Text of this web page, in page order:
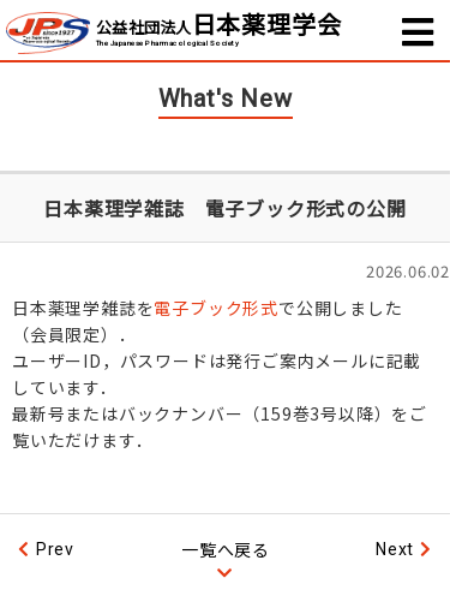
公益社団法人日本薬理学会
The Japanese Pharmacological Society
What's New
日本薬理学雑誌 電子ブック形式の公開
2026.06.02
日本薬理学雑誌を電子ブック形式で公開しました
（会員限定）．
ユーザーID，パスワードは発行ご案内メールに記載
しています．
最新号またはバックナンバー（159巻3号以降）をご
覧いただけます．
Prev 一覧へ戻る Next